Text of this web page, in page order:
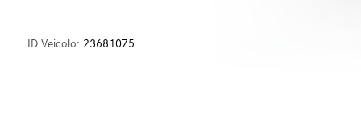
ID Veicolo: 23681075